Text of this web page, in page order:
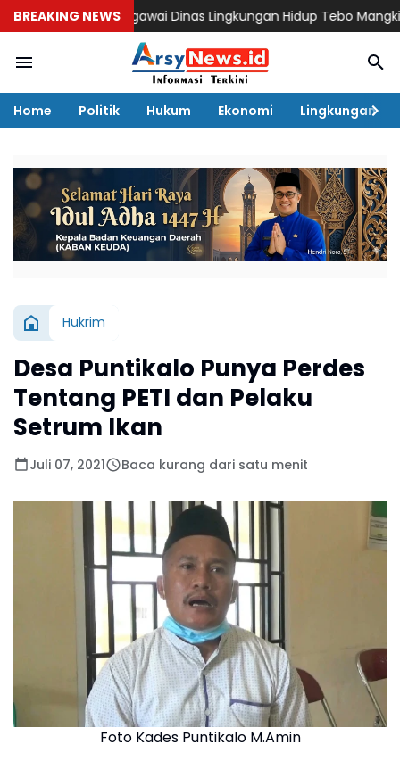
BREAKING NEWS
Oknum Pegawai Dinas Lingkungan Hidup Tebo Mangkir Kerja
Home Politik Hukum Ekonomi Lingkungan
Hukrim
Desa Puntikalo Punya Perdes
Tentang PETI dan Pelaku
Setrum Ikan
Juli 07, 2021 Baca kurang dari satu menit
Foto Kades Puntikalo M.Amin